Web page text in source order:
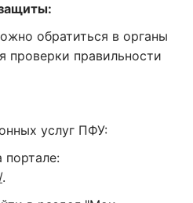
обратиться в органы
проверки правильности
услуг ПФУ:
портале:
.